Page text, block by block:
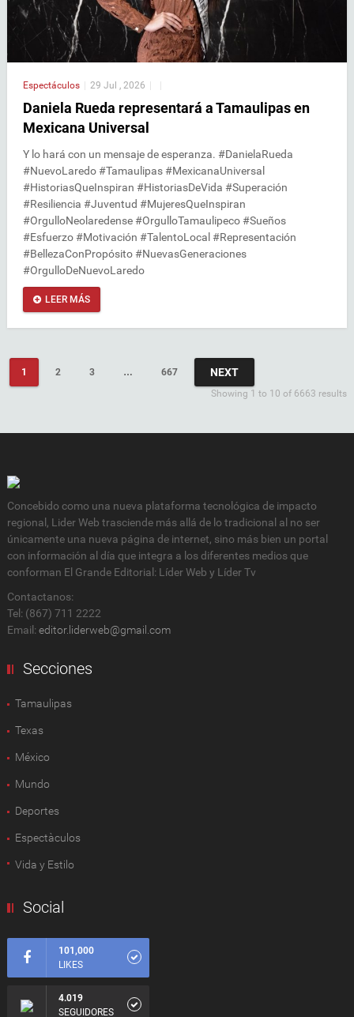
Espectáculos 29 Jul , 2026
Daniela Rueda representará a Tamaulipas en
Mexicana Universal
Y lo hará con un mensaje de esperanza. #DanielaRueda
#NuevoLaredo #Tamaulipas #MexicanaUniversal
#HistoriasQueInspiran #HistoriasDeVida #Superación
#Resiliencia #Juventud #MujeresQueInspiran
#OrgulloNeolaredense #OrgulloTamaulipeco #Sueños
#Esfuerzo #Motivación #TalentoLocal #Representación
#BellezaConPropósito #NuevasGeneraciones
#OrgulloDeNuevoLaredo
LEER MÁS
1 2 3 … 667 NEXT
Showing 1 to 10 of 6663 results
Concebido como una nueva plataforma tecnológica de impacto
regional, Lider Web trasciende más allá de lo tradicional al no ser
únicamente una nueva página de internet, sino más bien un portal
con información al día que integra a los diferentes medios que
conforman El Grande Editorial: Líder Web y Líder Tv
Contactanos:
Tel: (867) 711 2222
Email: editor.liderweb@gmail.com
Secciones
Tamaulipas
Texas
México
Mundo
Deportes
Espectàculos
Vida y Estilo
Social
101,000
LIKES
4.019
SEGUIDORES